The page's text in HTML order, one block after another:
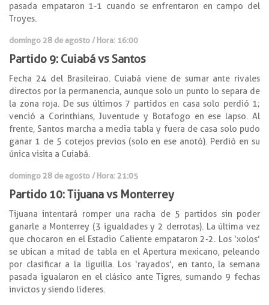
pasada empataron 1-1 cuando se enfrentaron en campo del
Troyes.
domingo 28 de agosto / Hora: 16:00
Partido 9: Cuiabá vs Santos
Fecha 24 del Brasileirao. Cuiabá viene de sumar ante rivales
directos por la permanencia, aunque solo un punto lo separa de
la zona roja. De sus últimos 7 partidos en casa solo perdió 1;
venció a Corinthians, Juventude y Botafogo en ese lapso. Al
frente, Santos marcha a media tabla y fuera de casa solo pudo
ganar 1 de 5 cotejos previos (solo en ese anotó). Perdió en su
única visita a Cuiabá.
domingo 28 de agosto / Hora: 21:05
Partido 10: Tijuana vs Monterrey
Tijuana intentará romper una racha de 5 partidos sin poder
ganarle a Monterrey (3 igualdades y 2 derrotas). La última vez
que chocaron en el Estadio Caliente empataron 2-2. Los ‘xolos’
se ubican a mitad de tabla en el Apertura mexicano, peleando
por clasificar a la liguilla. Los ‘rayados’, en tanto, la semana
pasada igualaron en el clásico ante Tigres, sumando 9 fechas
invictos y siendo líderes.